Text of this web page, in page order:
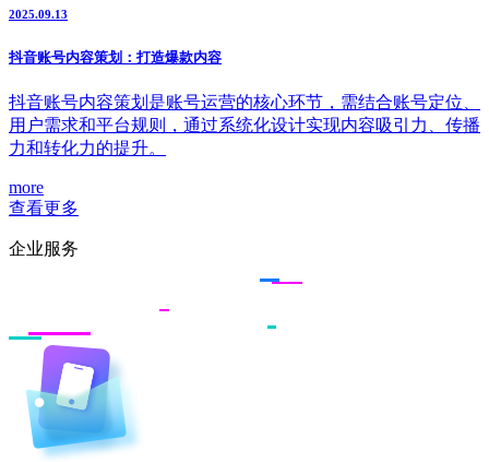
2025.09.13
抖音账号内容策划：打造爆款内容
抖音账号内容策划是账号运营的核心环节，需结合账号定位、
用户需求和平台规则，通过系统化设计实现内容吸引力、传播
力和转化力的提升。
more
查看更多
企业服务